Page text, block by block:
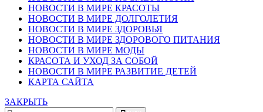
НОВОСТИ В МИРЕ КРАСОТЫ
НОВОСТИ В МИРЕ ДОЛГОЛЕТИЯ
НОВОСТИ В МИРЕ ЗДОРОВЬЯ
НОВОСТИ В МИРЕ ЗДОРОВОГО ПИТАНИЯ
НОВОСТИ В МИРЕ МОДЫ
КРАСОТА И УХОД ЗА СОБОЙ
НОВОСТИ В МИРЕ РАЗВИТИЕ ДЕТЕЙ
КАРТА САЙТА
ЗАКРЫТЬ